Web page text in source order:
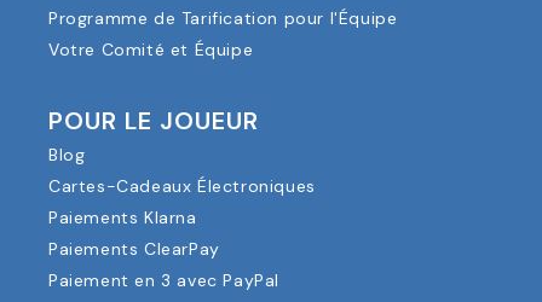
Programme de Tarification pour l'Équipe
Votre Comité et Équipe
POUR LE JOUEUR
Blog
Cartes-Cadeaux Électroniques
Paiements Klarna
Paiements ClearPay
Paiement en 3 avec PayPal